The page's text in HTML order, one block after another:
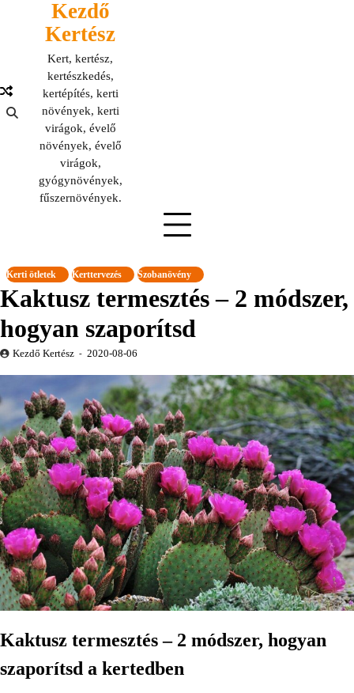
Kezdő
Kertész
Kert, kertész,
kertészkedés,
kertépítés, kerti
növények, kerti
virágok, évelő
növények, évelő
virágok,
gyógynövények,
fűszernövények.
Kerti ötletek Kerttervezés Szobanövény
Kaktusz termesztés – 2 módszer,
hogyan szaporítsd
Kezdő Kertész 2020-08-06
Kaktusz termesztés – 2 módszer, hogyan
szaporítsd a kertedben